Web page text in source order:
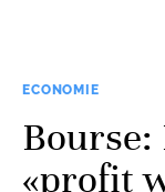
ECONOMIE
Bourse:
«profit